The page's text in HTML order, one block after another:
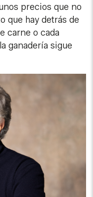
precios que no
que hay detrás de
carne o cada
ganadería sigue